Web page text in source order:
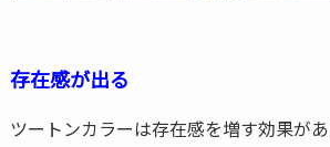
存在感が出る
ツートンカラーは存在感を増す効果があ